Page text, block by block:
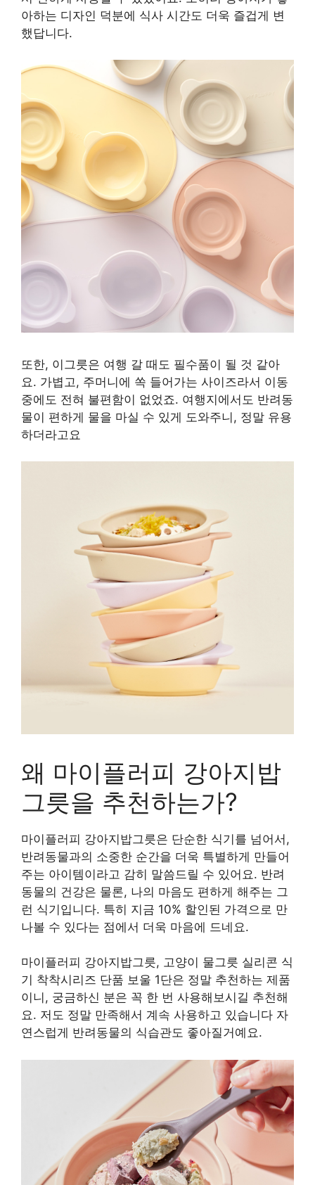
아하는 디자인 덕분에 식사 시간도 더욱 즐겁게 변
했답니다.
또한, 이그릇은 여행 갈 때도 필수품이 될 것 같아
요. 가볍고, 주머니에 쏙 들어가는 사이즈라서 이동
중에도 전혀 불편함이 없었죠. 여행지에서도 반려동
물이 편하게 물을 마실 수 있게 도와주니, 정말 유용
하더라고요
왜 마이플러피 강아지밥
그릇을 추천하는가?
마이플러피 강아지밥그릇은 단순한 식기를 넘어서,
반려동물과의 소중한 순간을 더욱 특별하게 만들어
주는 아이템이라고 감히 말씀드릴 수 있어요. 반려
동물의 건강은 물론, 나의 마음도 편하게 해주는 그
런 식기입니다. 특히 지금 10% 할인된 가격으로 만
나볼 수 있다는 점에서 더욱 마음에 드네요.
마이플러피 강아지밥그릇, 고양이 물그릇 실리콘 식
기 착착시리즈 단품 보울 1단은 정말 추천하는 제품
이니, 궁금하신 분은 꼭 한 번 사용해보시길 추천해
요. 저도 정말 만족해서 계속 사용하고 있습니다 자
연스럽게 반려동물의 식습관도 좋아질거예요.